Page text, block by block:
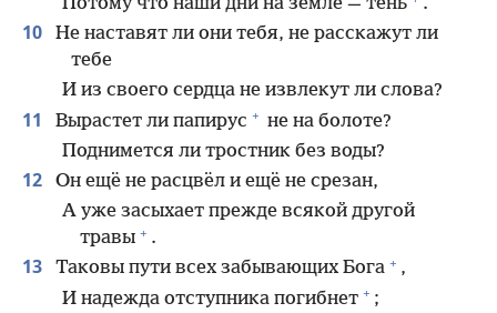
10
Не наставят ли они тебя, не расскажут ли
тебе
И из своего сердца не извлекут ли слова?
11 Вырастет ли папирус + не на болоте?
Поднимется ли тростник без воды?
12
Он ещё не расцвёл и ещё не срезан,
А уже засыхает прежде всякой другой
травы + .
13 Таковы пути всех забывающих Бога + ,
И надежда отступника погибнет + ;